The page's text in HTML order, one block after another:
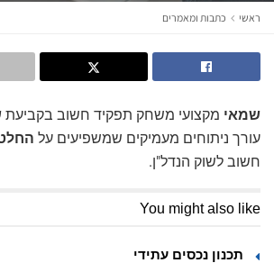
ראשי כתבות ומאמרים
שמאי מקצועי משחק תפקיד חשוב בקביעת
עורך ניתוחים מעמיקים שמשפיעים על
חשוב לשוק הנדל"ן.
You might also like
תכנון נכסים עתידי